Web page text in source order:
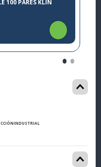
100 PARES KLIN
INDUSTRIAL